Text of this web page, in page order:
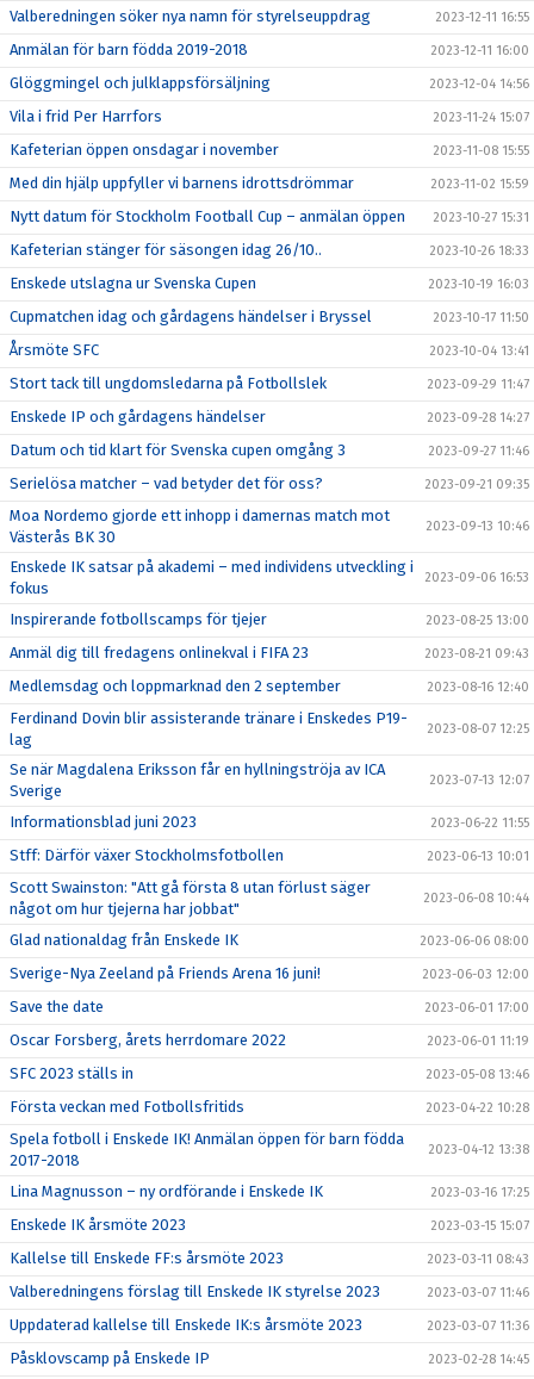
Valberedningen söker nya namn för styrelseuppdrag 2023-12-11 16:55
Anmälan för barn födda 2019-2018 2023-12-11 16:00
Glöggmingel och julklappsförsäljning 2023-12-04 14:56
Vila i frid Per Harrfors 2023-11-24 15:07
Kafeterian öppen onsdagar i november 2023-11-08 15:55
Med din hjälp uppfyller vi barnens idrottsdrömmar 2023-11-02 15:59
Nytt datum för Stockholm Football Cup – anmälan öppen 2023-10-27 15:31
Kafeterian stänger för säsongen idag 26/10.. 2023-10-26 18:33
Enskede utslagna ur Svenska Cupen 2023-10-19 16:03
Cupmatchen idag och gårdagens händelser i Bryssel 2023-10-17 11:50
Årsmöte SFC 2023-10-04 13:41
Stort tack till ungdomsledarna på Fotbollslek 2023-09-29 11:47
Enskede IP och gårdagens händelser 2023-09-28 14:27
Datum och tid klart för Svenska cupen omgång 3 2023-09-27 11:46
Serielösa matcher – vad betyder det för oss? 2023-09-21 09:35
Moa Nordemo gjorde ett inhopp i damernas match mot
Västerås BK 30
2023-09-13 10:46
Enskede IK satsar på akademi – med individens utveckling i
fokus
2023-09-06 16:53
Inspirerande fotbollscamps för tjejer 2023-08-25 13:00
Anmäl dig till fredagens onlinekval i FIFA 23 2023-08-21 09:43
Medlemsdag och loppmarknad den 2 september 2023-08-16 12:40
Ferdinand Dovin blir assisterande tränare i Enskedes P19-
lag
2023-08-07 12:25
Se när Magdalena Eriksson får en hyllningströja av ICA
Sverige
2023-07-13 12:07
Informationsblad juni 2023 2023-06-22 11:55
Stff: Därför växer Stockholmsfotbollen 2023-06-13 10:01
Scott Swainston: "Att gå första 8 utan förlust säger
något om hur tjejerna har jobbat"
2023-06-08 10:44
Glad nationaldag från Enskede IK 2023-06-06 08:00
Sverige-Nya Zeeland på Friends Arena 16 juni! 2023-06-03 12:00
Save the date 2023-06-01 17:00
Oscar Forsberg, årets herrdomare 2022 2023-06-01 11:19
SFC 2023 ställs in 2023-05-08 13:46
Första veckan med Fotbollsfritids 2023-04-22 10:28
Spela fotboll i Enskede IK! Anmälan öppen för barn födda
2017-2018
2023-04-12 13:38
Lina Magnusson – ny ordförande i Enskede IK 2023-03-16 17:25
Enskede IK årsmöte 2023 2023-03-15 15:07
Kallelse till Enskede FF:s årsmöte 2023 2023-03-11 08:43
Valberedningens förslag till Enskede IK styrelse 2023 2023-03-07 11:46
Uppdaterad kallelse till Enskede IK:s årsmöte 2023 2023-03-07 11:36
Påsklovscamp på Enskede IP 2023-02-28 14:45